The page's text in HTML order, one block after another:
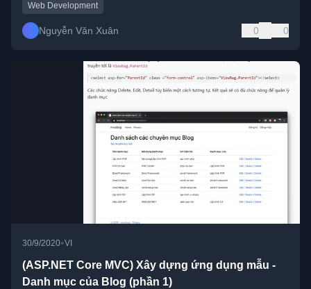
Web Development
Nguyễn Văn Xuân 0 0
30/9/2020•VI
(ASP.NET Core MVC) Xây dựng ứng dụng mẫu -
Danh mục của Blog (phần 1)